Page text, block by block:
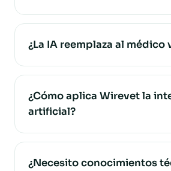
¿La IA reemplaza al médico
¿Cómo aplica Wirevet la
artificial?
¿Necesito conocimientos